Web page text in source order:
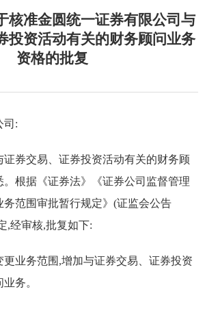
核准金圆统一证券有限公司与
投资活动有关的财务顾问业务
资格的批复
:
证券交易、证券投资活动有关的财务顾
。根据《证券法》《证券公司监督管理
范围审批暂行规定》(证监会公告
,经审核,批复如下:
更业务范围,增加与证券交易、证券投资
业务。